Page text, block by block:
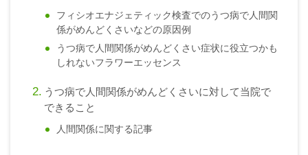
フィシオエナジェティック検査でのうつ病で人間関
係がめんどくさいなどの原因例
うつ病で人間関係がめんどくさい症状に役立つかも
しれないフラワーエッセンス
うつ病で人間関係がめんどくさいに対して当院で
できること
人間関係に関する記事